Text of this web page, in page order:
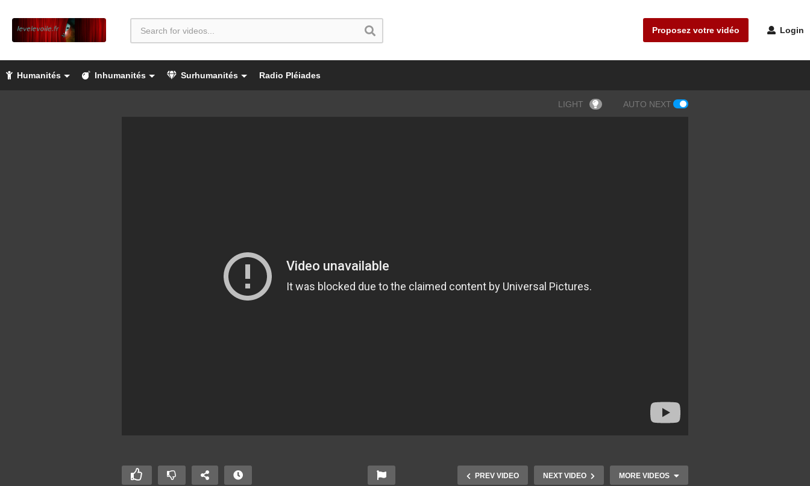
Proposez votre vidéo Login
Humanités Inhumanités Surhumanités Radio Pléiades
LIGHT AUTO NEXT
PREV VIDEO NEXT VIDEO MORE VIDEOS